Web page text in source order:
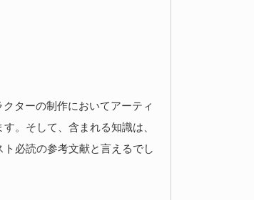
ターの制作においてアーティ
。そして、含まれる知識は、
必読の参考文献と言えるでし